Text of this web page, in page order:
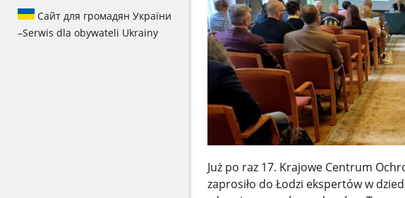
Сайт для громадян України
–Serwis dla obywateli Ukrainy
Już po raz 17. Krajowe Centrum
zaprosiło do Łodzi ekspertów w